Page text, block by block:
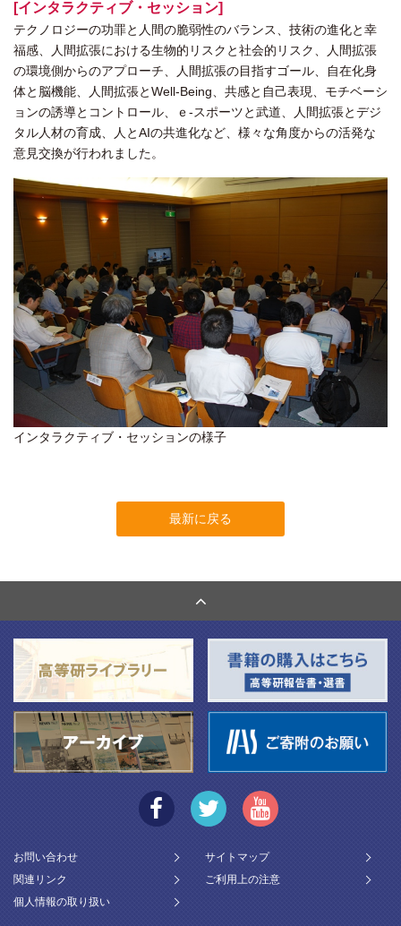
[インタラクティブ・セッション]
テクノロジーの功罪と人間の脆弱性のバランス、技術の進化と幸
福感、人間拡張における生物的リスクと社会的リスク、人間拡張
の環境側からのアプローチ、人間拡張の目指すゴール、自在化身
体と脳機能、人間拡張とWell-Being、共感と自己表現、モチベーシ
ョンの誘導とコントロール、ｅ-スポーツと武道、人間拡張とデジ
タル人材の育成、人とAIの共進化など、様々な角度からの活発な
意見交換が行われました。
インタラクティブ・セッションの様子
最新に戻る
お問い合わせ
サイトマップ
関連リンク
ご利用上の注意
個人情報の取り扱い